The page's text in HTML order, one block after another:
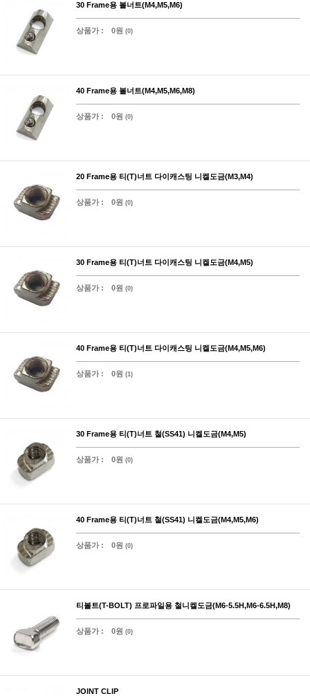
30 Frame용 볼너트(M4,M5,M6)
상품가 : 0원 (0)
40 Frame용 볼너트(M4,M5,M6,M8)
상품가 : 0원 (0)
20 Frame용 티(T)너트 다이캐스팅 니켈도금(M3,M4)
상품가 : 0원 (0)
30 Frame용 티(T)너트 다이캐스팅 니켈도금(M4,M5)
상품가 : 0원 (0)
40 Frame용 티(T)너트 다이캐스팅 니켈도금(M4,M5,M6)
상품가 : 0원 (1)
30 Frame용 티(T)너트 철(SS41) 니켈도금(M4,M5)
상품가 : 0원 (0)
40 Frame용 티(T)너트 철(SS41) 니켈도금(M4,M5,M6)
상품가 : 0원 (0)
티볼트(T-BOLT) 프로파일용 철니켈도금(M6-5.5H,M6-6.5H,M8)
상품가 : 0원 (0)
JOINT CLIP